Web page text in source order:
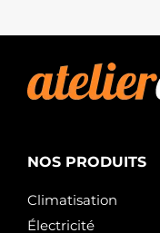
NOS PRODUITS
Climatisation
Électricité